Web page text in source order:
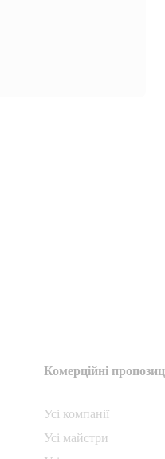
Комерційні
Усі компанії
Усі майстри